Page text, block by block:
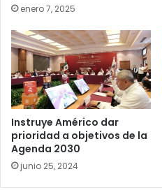
enero 7, 2025
Instruye Américo dar
prioridad a objetivos de la
Agenda 2030
junio 25, 2024